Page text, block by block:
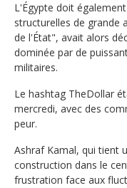
L'Égypte doit
structurelles de grande
de l'État", avait alors
dominée par de
militaires.
Le hashtag TheDollar
mercredi, avec des
peur.
Ashraf Kamal, qui tient
construction dans le
frustration face aux